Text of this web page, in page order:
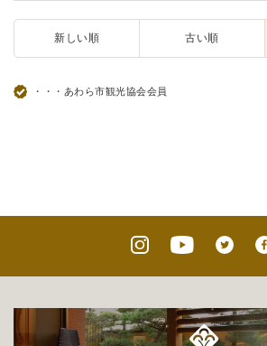
新しい順 古い順
・・・あわら市観光協会会員